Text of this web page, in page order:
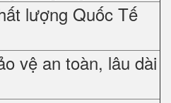
lượng Quốc Tế
vệ an toàn, lâu dài